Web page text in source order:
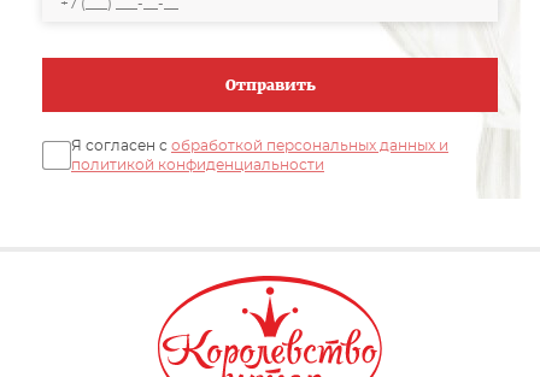
Отправить
Я согласен с обработкой персональных данных и
политикой конфиденциальности